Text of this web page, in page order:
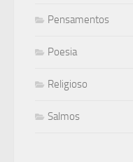
Pensamentos
Poesia
Religioso
Salmos